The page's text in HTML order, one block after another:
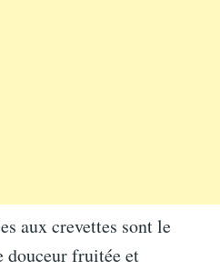
aux crevettes sont le
fruitée et